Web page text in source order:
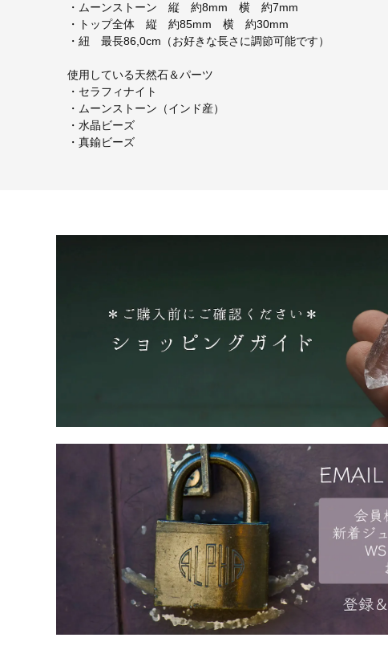
・ムーンストーン 縦 約8mm 横 約7mm
・トップ全体 縦 約85mm 横 約30mm
・紐 最長86,0cm（お好きな長さに調節可能です）
使用している天然石＆パーツ
・セラフィナイト
・ムーンストーン（インド産）
・水晶ビーズ
・真鍮ビーズ